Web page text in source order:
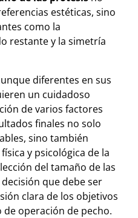
estéticas, sino
como la
restante y la simetría
diferentes en sus
un cuidadoso
de varios factores
finales no solo
sino también
y psicológica de la
del tamaño de las
que debe ser
clara de los objetivos
operación de pecho.